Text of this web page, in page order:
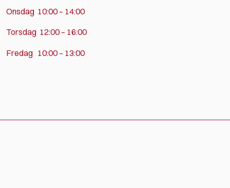
Onsdag 10:00 – 14:00
Torsdag 12:00 – 16:00
Fredag 10:00 – 13:00